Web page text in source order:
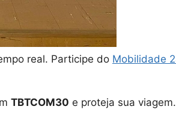
real. Participe do Mobilidade
TBTCOM30 e proteja sua viagem.